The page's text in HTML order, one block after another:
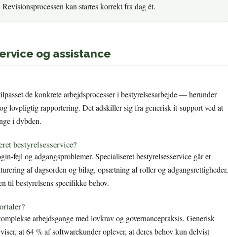
kan startes korrekt fra dag ét.
og assistance
de konkrete arbejdsprocesser i bestyrelsesarbejde — herunder
lovpligtig rapportering. Det adskiller sig fra generisk it-support ved at
i dybden.
bestyrelsesservice?
fejl og adgangsproblemer. Specialiseret bestyrelsesservice går et
af dagsorden og bilag, opsætning af roller og adgangsrettigheder,
til bestyrelsens specifikke behov.
arbejdsgange med lovkrav og governancepraksis. Generisk
at 64 % af softwarekunder oplever, at deres behov kun delvist